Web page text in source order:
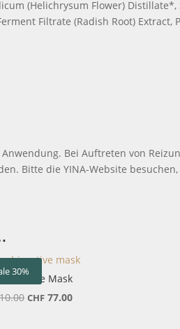
(Helichrysum Flower)
Filtrate (Radish Root)
Bei Auftreten von
Bitte die YINA-Website
30%
Bioactive Mask
Ursprünglicher
CHF 77.00Aktueller